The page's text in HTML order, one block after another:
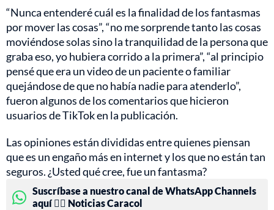
“Nunca entenderé cuál es la finalidad de los fantasmas
por mover las cosas”, “no me sorprende tanto las cosas
moviéndose solas sino la tranquilidad de la persona que
graba eso, yo hubiera corrido a la primera”, “al principio
pensé que era un video de un paciente o familiar
quejándose de que no había nadie para atenderlo”,
fueron algunos de los comentarios que hicieron
usuarios de TikTok en la publicación.
Las opiniones están divididas entre quienes piensan
que es un engaño más en internet y los que no están tan
seguros. ¿Usted qué cree, fue un fantasma?
Suscríbase a nuestro canal de WhatsApp Channels
aquí 👉🏻 Noticias Caracol